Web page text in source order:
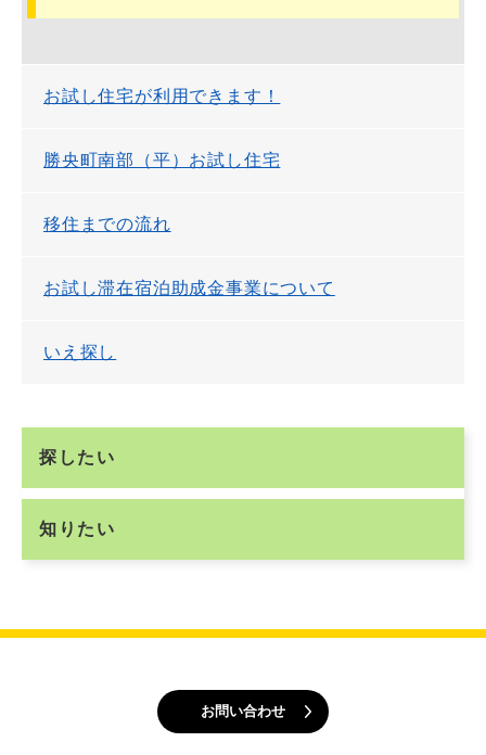
お試し住宅が利用できます！
勝央町南部（平）お試し住宅
移住までの流れ
お試し滞在宿泊助成金事業について
いえ探し
探したい
知りたい
お問い合わせ